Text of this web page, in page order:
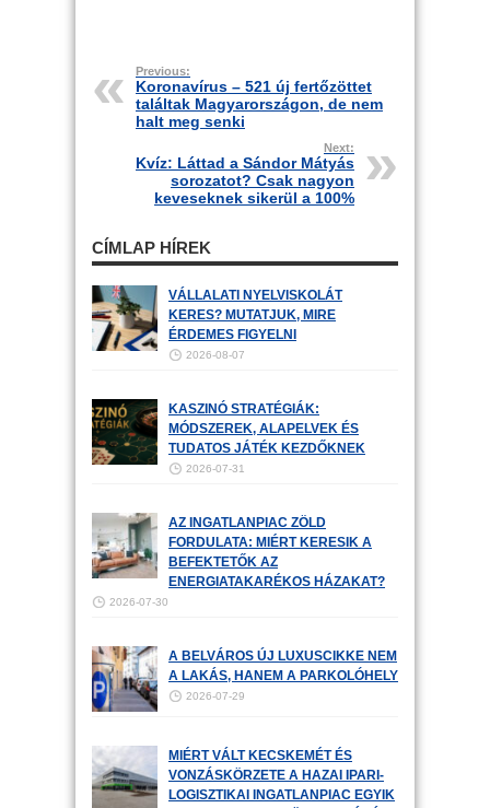
Previous:
Koronavírus – 521 új fertőzöttet
találtak Magyarországon, de nem
halt meg senki
Next:
Kvíz: Láttad a Sándor Mátyás
sorozatot? Csak nagyon
keveseknek sikerül a 100%
CÍMLAP HÍREK
VÁLLALATI NYELVISKOLÁT
KERES? MUTATJUK, MIRE
ÉRDEMES FIGYELNI
2026-08-07
KASZINÓ STRATÉGIÁK:
MÓDSZEREK, ALAPELVEK ÉS
TUDATOS JÁTÉK KEZDŐKNEK
2026-07-31
AZ INGATLANPIAC ZÖLD
FORDULATA: MIÉRT KERESIK A
BEFEKTETŐK AZ
ENERGIATAKARÉKOS HÁZAKAT?
2026-07-30
A BELVÁROS ÚJ LUXUSCIKKE NEM
A LAKÁS, HANEM A PARKOLÓHELY
2026-07-29
MIÉRT VÁLT KECSKEMÉT ÉS
VONZÁSKÖRZETE A HAZAI IPARI-
LOGISZTIKAI INGATLANPIAC EGYIK